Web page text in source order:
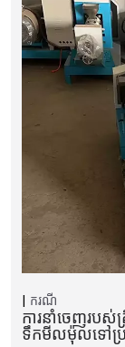
ករណី
ការនាំចេញរប
ទឹកមីលម៉ុលទៅប្រ